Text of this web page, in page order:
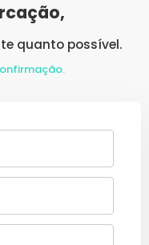
quanto possível.